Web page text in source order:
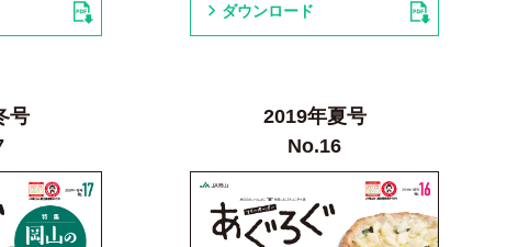
ダウンロード
号
2019年夏号
No.16